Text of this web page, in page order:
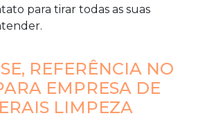
para tirar todas as suas
REFERÊNCIA NO
EMPRESA DE
LIMPEZA